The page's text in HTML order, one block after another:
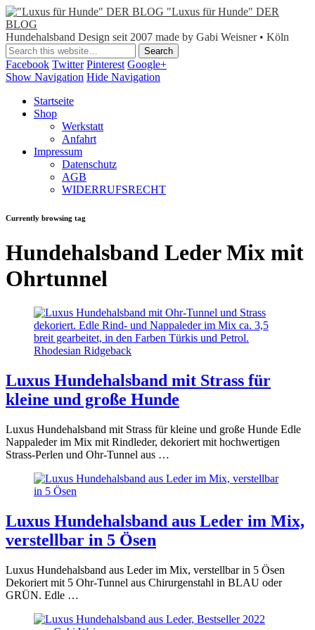
"Luxus für Hunde" DER
BLOG
Hundehalsband Design seit 2007 made by Gabi Weisner • Köln
Facebook Twitter Pinterest Google+
Show Navigation Hide Navigation
Startseite
Shop
Werkstatt
Anfahrt
Impressum
Datenschutz
AGB
WIDERRUFSRECHT
Currently browsing tag
Hundehalsband Leder Mix mit
Ohrtunnel
Luxus Hundehalsband mit Strass für
kleine und große Hunde
Luxus Hundehalsband mit Strass für kleine und große Hunde Edle
Nappaleder im Mix mit Rindleder, dekoriert mit hochwertigen
Strass-Perlen und Ohr-Tunnel aus …
Luxus Hundehalsband aus Leder im Mix,
verstellbar in 5 Ösen
Luxus Hundehalsband aus Leder im Mix, verstellbar in 5 Ösen
Dekoriert mit 5 Ohr-Tunnel aus Chirurgenstahl in BLAU oder
GRÜN. Edle …